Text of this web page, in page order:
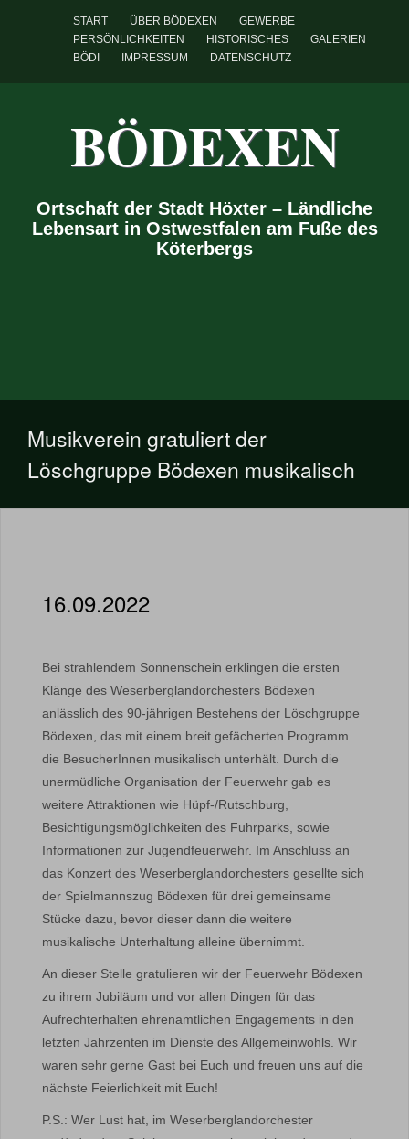
START ÜBER BÖDEXEN
GEWERBE
PERSÖNLICHKEITEN
HISTORISCHES
GALERIEN
BÖDI
IMPRESSUM DATENSCHUTZ
BÖDEXEN
Ortschaft der Stadt Höxter – Ländliche
Lebensart in Ostwestfalen am Fuße des
Köterbergs
Musikverein gratuliert der
Löschgruppe Bödexen musikalisch
16.09.2022
Bei strahlendem Sonnenschein erklingen die ersten
Klänge des Weserberglandorchesters Bödexen
anlässlich des 90-jährigen Bestehens der Löschgruppe
Bödexen, das mit einem breit gefächerten Programm
die BesucherInnen musikalisch unterhält. Durch die
unermüdliche Organisation der Feuerwehr gab es
weitere Attraktionen wie Hüpf-/Rutschburg,
Besichtigungsmöglichkeiten des Fuhrparks, sowie
Informationen zur Jugendfeuerwehr. Im Anschluss an
das Konzert des Weserberglandorchesters gesellte sich
der Spielmannszug Bödexen für drei gemeinsame
Stücke dazu, bevor dieser dann die weitere
musikalische Unterhaltung alleine übernimmt.
An dieser Stelle gratulieren wir der Feuerwehr Bödexen
zu ihrem Jubiläum und vor allen Dingen für das
Aufrechterhalten ehrenamtlichen Engagements in den
letzten Jahrzenten im Dienste des Allgemeinwohls. Wir
waren sehr gerne Gast bei Euch und freuen uns auf die
nächste Feierlichkeit mit Euch!
P.S.: Wer Lust hat, im Weserberglandorchester